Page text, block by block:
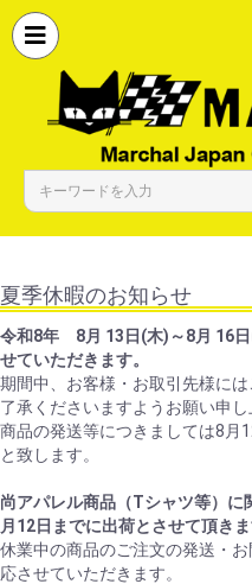
夏季休暇のお知らせ
令和8年 8月 13日(木)～8月 16
せていただきます。
期間中、お客様・お取引先様に
了承くださいますようお願い申し
商品の発送等につきましては8月
と致します。
尚アパレル商品（Tシャツ等）
月12日までに出荷とさせて頂きま
休業中の商品のご注文の発送・
応させていただきます。